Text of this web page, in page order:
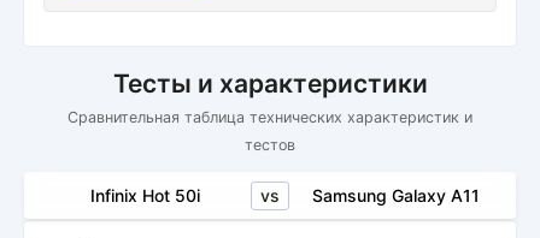
Тесты и характеристики
Сравнительная таблица технических характеристик и
тестов
Infinix Hot 50i vs Samsung Galaxy A11